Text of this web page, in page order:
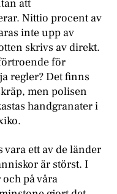
att
Nittio procent av
inte upp av
skrivs av direkt.
för
regler? Det finns
men polisen
handgranater i
ett av de länder
är störst. I
på våra